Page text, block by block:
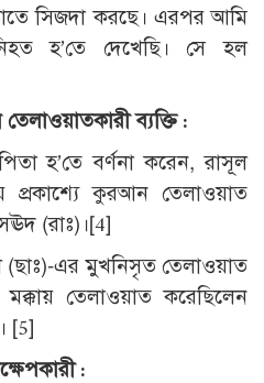
সিজদা করছে। এরপর আমি
হ’তে দেখেছি। সে হল
ব্যক্তি :
হ’তে বর্ণনা করেন, রাসূল
প্রকাশ্যে কুরআন তেলাওয়াত
(রাঃ)।[4]
(ছাঃ)-এর মুখনিসৃত তেলাওয়াত
মক্কায় তেলাওয়াত করেছিলেন
[5]
: